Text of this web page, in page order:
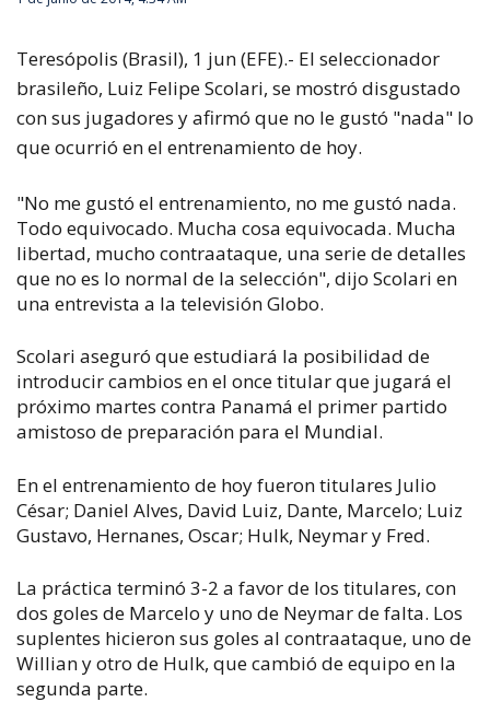
Teresópolis (Brasil), 1 jun (EFE).- El seleccionador
brasileño, Luiz Felipe Scolari, se mostró disgustado
con sus jugadores y afirmó que no le gustó "nada" lo
que ocurrió en el entrenamiento de hoy.
"No me gustó el entrenamiento, no me gustó nada.
Todo equivocado. Mucha cosa equivocada. Mucha
libertad, mucho contraataque, una serie de detalles
que no es lo normal de la selección", dijo Scolari en
una entrevista a la televisión Globo.
Scolari aseguró que estudiará la posibilidad de
introducir cambios en el once titular que jugará el
próximo martes contra Panamá el primer partido
amistoso de preparación para el Mundial.
En el entrenamiento de hoy fueron titulares Julio
César; Daniel Alves, David Luiz, Dante, Marcelo; Luiz
Gustavo, Hernanes, Oscar; Hulk, Neymar y Fred.
La práctica terminó 3-2 a favor de los titulares, con
dos goles de Marcelo y uno de Neymar de falta. Los
suplentes hicieron sus goles al contraataque, uno de
Willian y otro de Hulk, que cambió de equipo en la
segunda parte.